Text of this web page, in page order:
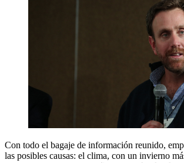
Con todo el bagaje de información reunido,
las posibles causas: el clima, con un invierno